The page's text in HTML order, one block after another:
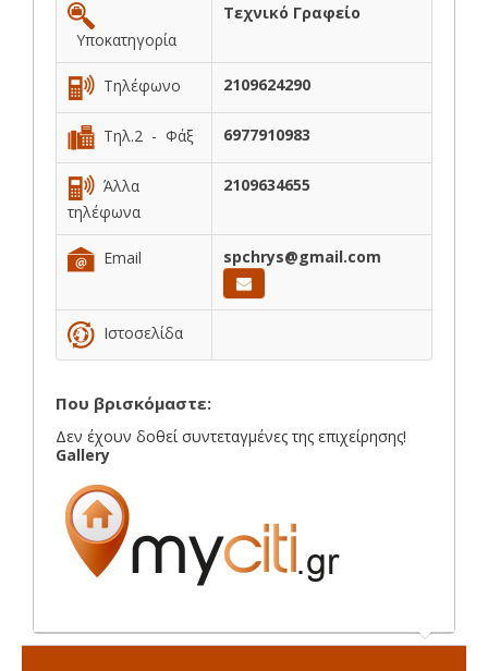
Υποκατηγορία
Τεχνικό Γραφείο
Τηλέφωνο 2109624290
Τηλ.2 - Φάξ 6977910983
Άλλα
τηλέφωνα
2109634655
Email spchrys@gmail.com
Ιστοσελίδα
Που βρισκόμαστε:
Δεν έχουν δοθεί συντεταγμένες της επιχείρησης!
Gallery